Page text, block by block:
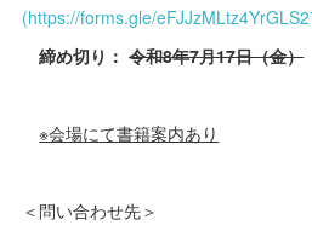
(https://forms.gle/
締め切り：令和8年7月17日（金）
※会場にて書籍案内あり
＜問い合わせ先＞